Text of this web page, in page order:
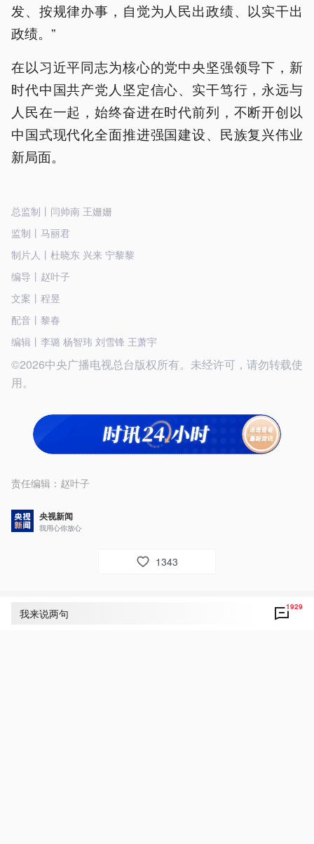
发、按规律办事，自觉为人民出政绩、以实干出
政绩。”
在以习近平同志为核心的党中央坚强领导下，新
时代中国共产党人坚定信心、实干笃行，永远与
人民在一起，始终奋进在时代前列，不断开创以
中国式现代化全面推进强国建设、民族复兴伟业
新局面。
总监制丨闫帅南 王姗姗
监制丨马丽君
制片人丨杜晓东 兴来 宁黎黎
编导丨赵叶子
文案丨程昱
配音丨黎春
编辑丨李璐 杨智玮 刘雪锋 王萧宇
©2026中央广播电视总台版权所有。未经许可，请勿转载使
用。
责任编辑： 赵叶子
央视新闻
我用心你放心
1343
评论1929
我来说两句 1929